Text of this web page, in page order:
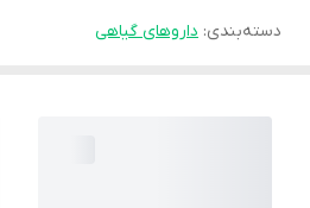
دسته‌بندی: داروهای گیاهی